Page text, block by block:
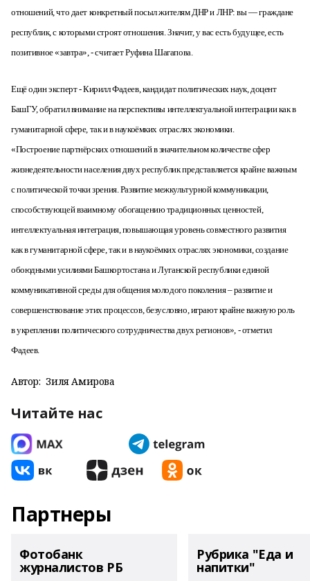
отношений, что дает конкретный посыл жителям ДНР и ЛНР: вы — граждане
республик, с которыми строят отношения. Значит, у вас есть будущее, есть
позитивное «завтра», - считает Руфина Шагапова.
Ещё один эксперт - Кирилл Фадеев, кандидат политических наук, доцент
БашГУ, обратил внимание на перспективы интеллектуальной интеграции как в
гуманитарной сфере, так и в наукоёмких отраслях экономики.
«Построение партнёрских отношений в значительном количестве сфер
жизнедеятельности населения двух республик представляется крайне важным
с политической точки зрения. Развитие межкультурной коммуникации,
способствующей взаимному обогащению традиционных ценностей,
интеллектуальная интеграция, повышающая уровень совместного развития
как в гуманитарной сфере, так и в наукоёмких отраслях экономики, создание
обоюдными усилиями Башкортостана и Луганской республики единой
коммуникативной среды для общения молодого поколения – развитие и
совершенствование этих процессов, безусловно, играют крайне важную роль
в укреплении политического сотрудничества двух регионов», - отметил
Фадеев.
Автор: Зиля Амирова
Читайте нас
Партнеры
Фотобанк
журналистов РБ
Рубрика "Еда и
напитки"